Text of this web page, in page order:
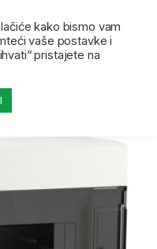
table SE EASY9
kako bismo vam
vaše postavke i
pristajete na